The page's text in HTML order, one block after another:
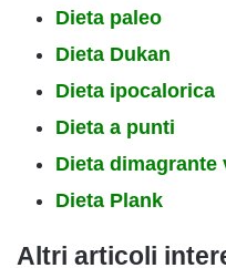
Dieta paleo
Dieta Dukan
Dieta ipocalorica
Dieta a punti
Dieta dimagrante
Dieta Plank
Altri articoli